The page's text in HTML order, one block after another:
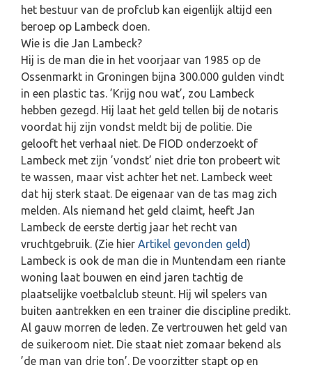
het bestuur van de profclub kan eigenlijk altijd een
beroep op Lambeck doen.
Wie is die Jan Lambeck?
Hij is de man die in het voorjaar van 1985 op de
Ossenmarkt in Groningen bijna 300.000 gulden vindt
in een plastic tas. ’Krijg nou wat’, zou Lambeck
hebben gezegd. Hij laat het geld tellen bij de notaris
voordat hij zijn vondst meldt bij de politie. Die
gelooft het verhaal niet. De FIOD onderzoekt of
Lambeck met zijn ’vondst’ niet drie ton probeert wit
te wassen, maar vist achter het net. Lambeck weet
dat hij sterk staat. De eigenaar van de tas mag zich
melden. Als niemand het geld claimt, heeft Jan
Lambeck de eerste dertig jaar het recht van
vruchtgebruik. (Zie hier Artikel gevonden geld)
Lambeck is ook de man die in Muntendam een riante
woning laat bouwen en eind jaren tachtig de
plaatselijke voetbalclub steunt. Hij wil spelers van
buiten aantrekken en een trainer die discipline predikt.
Al gauw morren de leden. Ze vertrouwen het geld van
de suikeroom niet. Die staat niet zomaar bekend als
’de man van drie ton’. De voorzitter stapt op en